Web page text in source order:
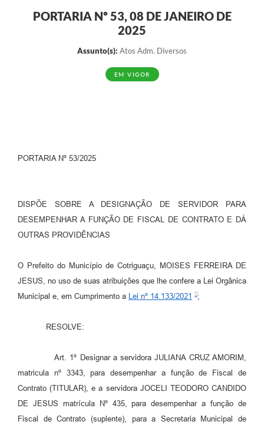
Ouvidoria
Projetos
Legislação
Telefones Úteis
SIC
PORTARIA Nº 53, 08 DE JANEIRO DE
2025
Assunto(s): Atos Adm. Diversos
EM VIGOR
PORTARIA Nº 53/2025
DISPÕE SOBRE A DESIGNAÇÃO DE SERVIDOR PARA
DESEMPENHAR A FUNÇÃO DE FISCAL DE CONTRATO E DÁ
OUTRAS PROVIDÊNCIAS
O Prefeito do Município de Cotriguaçu, MOISES FERREIRA DE
JESUS, no uso de suas atribuições que lhe confere a Lei Orgânica
Municipal e, em Cumprimento a
Lei nº 14.133/2021 ;
RESOLVE:
Art. 1º Designar a servidora JULIANA CRUZ AMORIM,
matricula nº 3343, para desempenhar a função de Fiscal de
Contrato (TITULAR), e a servidora JOCELI TEODORO CANDIDO
DE JESUS matrícula Nº 435, para desempenhar a função de
Fiscal de Contrato (suplente), para a Secretaria Municipal de